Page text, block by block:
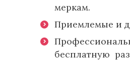
меркам.
Приемлемые и
бесплатную